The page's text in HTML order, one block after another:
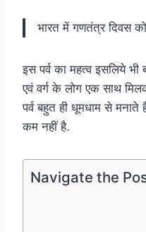
भारत में गणतंत्र दिवस को
इस पर्व का महत्व इसलिये भी
एवं वर्ग के लोग एक साथ
पर्व बहुत ही धूमधाम से
कम नहीं है.
Navigate the